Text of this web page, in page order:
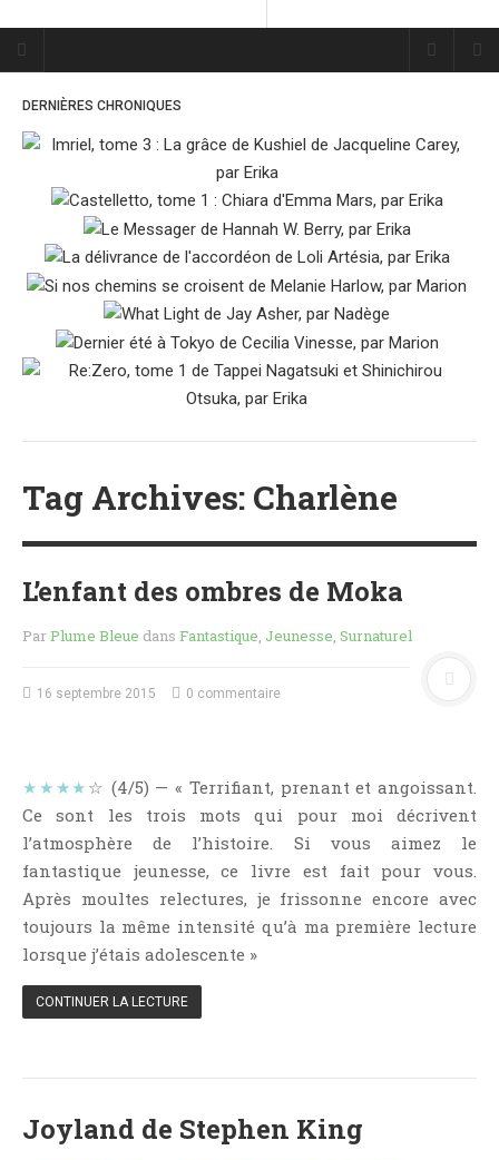
Plume Bleue
« Les mots sont les passants
ACCUEIL
LES PLUMES
MES FUTURES
LECTURES
MES ARTICLES
MES FUTURES
MES ARTICLES
NADÈGE
LECTURES
STEVEN
MES FUTURES
LECTURES
MES CRITIQUES
MES ARTICLES
NOS CRITIQUES
NOS VIDÉOS
SWAPS & CHALLENGES
QUI SOMMES-NOUS ?
DERNIÈRES CHRONIQUES
Tag Archives: Charlène
L’enfant des ombres de Moka
ParPlume Bleue dans Fantastique, Jeunesse, Surnaturel
16 septembre 2015 0 commentaire
★★★★ ☆ (4/5) — « Terrifiant, prenant et angoissant.
Ce sont les trois mots qui pour moi décrivent
l’atmosphère de l’histoire. Si vous aimez le
fantastique jeunesse, ce livre est fait pour vous.
Après moultes relectures, je frissonne encore avec
toujours la même intensité qu’à ma première lecture
lorsque j’étais adolescente »
CONTINUER LA LECTURE
Joyland de Stephen King